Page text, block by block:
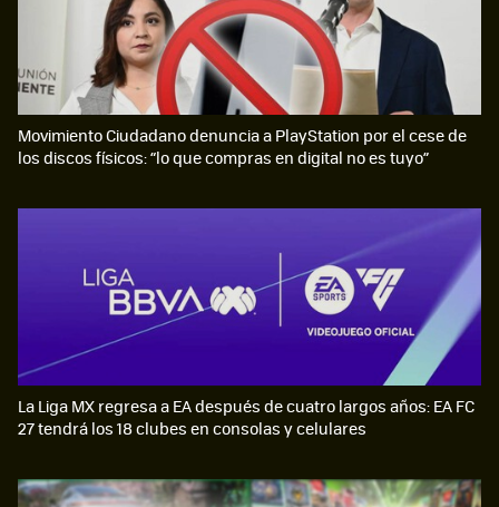
Movimiento Ciudadano denuncia a PlayStation por el cese de
los discos físicos: “lo que compras en digital no es tuyo”
La Liga MX regresa a EA después de cuatro largos años: EA FC
27 tendrá los 18 clubes en consolas y celulares